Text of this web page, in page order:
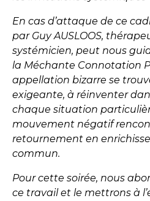
En cas d’attaque de ce
par Guy AUSLOOS,
systémicien, peut nous
la Méchante Connotation
appellation bizarre se
exigeante, à réinventer
chaque situation
mouvement négatif
retournement en
commun.
Pour cette soirée, nous
ce travail et le mettrons à